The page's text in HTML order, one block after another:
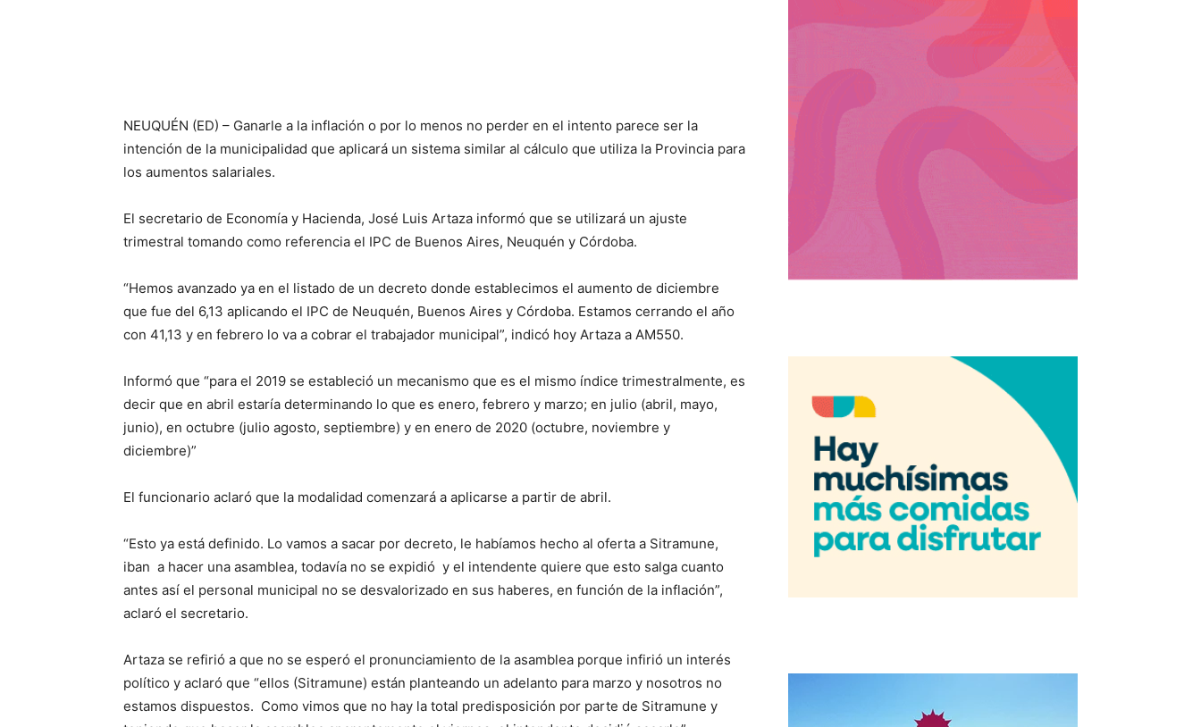
NEUQUÉN (ED) – Ganarle a la inflación o por lo menos no perder en el intento parece ser la
intención de la municipalidad que aplicará un sistema similar al cálculo que utiliza la Provincia para
los aumentos salariales.
El secretario de Economía y Hacienda, José Luis Artaza informó que se utilizará un ajuste
trimestral tomando como referencia el IPC de Buenos Aires, Neuquén y Córdoba.
“Hemos avanzado ya en el listado de un decreto donde establecimos el aumento de diciembre
que fue del 6,13 aplicando el IPC de Neuquén, Buenos Aires y Córdoba. Estamos cerrando el año
con 41,13 y en febrero lo va a cobrar el trabajador municipal”, indicó hoy Artaza a AM550.
Informó que “para el 2019 se estableció un mecanismo que es el mismo índice trimestralmente, es
decir que en abril estaría determinando lo que es enero, febrero y marzo; en julio (abril, mayo,
junio), en octubre (julio agosto, septiembre) y en enero de 2020 (octubre, noviembre y
diciembre)”
El funcionario aclaró que la modalidad comenzará a aplicarse a partir de abril.
“Esto ya está definido. Lo vamos a sacar por decreto, le habíamos hecho al oferta a Sitramune,
iban a hacer una asamblea, todavía no se expidió y el intendente quiere que esto salga cuanto
antes así el personal municipal no se desvalorizado en sus haberes, en función de la inflación”,
aclaró el secretario.
Artaza se refirió a que no se esperó el pronunciamiento de la asamblea porque infirió un interés
político y aclaró que “ellos (Sitramune) están planteando un adelanto para marzo y nosotros no
estamos dispuestos. Como vimos que no hay la total predisposición por parte de Sitramune y